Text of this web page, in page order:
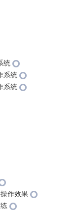
统
系统
系统
作效果